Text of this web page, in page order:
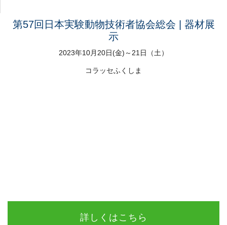
第57回日本実験動物技術者協会総会 | 器材展
示
2023年10月20日(金)～21日（土）
コラッセふくしま
詳しくはこちら